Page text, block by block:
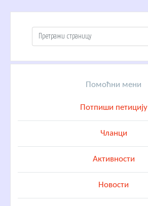
Помоћни мени
Потпиши петицију
Чланци
Активности
Новости